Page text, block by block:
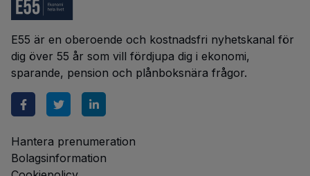
E55 är en oberoende och kostnadsfri nyhetskanal för
dig över 55 år som vill fördjupa dig i ekonomi,
sparande, pension och plånboksnära frågor.
Hantera prenumeration
Bolagsinformation